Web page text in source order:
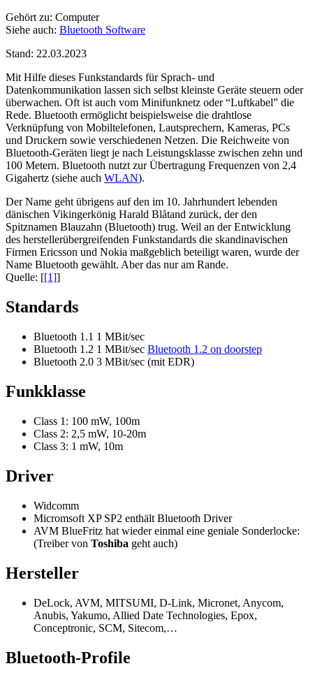
Gehört zu: Computer
Siehe auch: Bluetooth Software
Stand: 22.03.2023
Mit Hilfe dieses Funkstandards für Sprach- und
Datenkommunikation lassen sich selbst kleinste Geräte steuern oder
überwachen. Oft ist auch vom Minifunknetz oder “Luftkabel” die
Rede. Bluetooth ermöglicht beispielsweise die drahtlose
Verknüpfung von Mobiltelefonen, Lautsprechern, Kameras, PCs
und Druckern sowie verschiedenen Netzen. Die Reichweite von
Bluetooth-Geräten liegt je nach Leistungsklasse zwischen zehn und
100 Metern. Bluetooth nutzt zur Übertragung Frequenzen von 2,4
Gigahertz (siehe auch WLAN).
Der Name geht übrigens auf den im 10. Jahrhundert lebenden
dänischen Vikingerkönig Harald Blåtand zurück, der den
Spitznamen Blauzahn (Bluetooth) trug. Weil an der Entwicklung
des herstellerübergreifenden Funkstandards die skandinavischen
Firmen Ericsson und Nokia maßgeblich beteiligt waren, wurde der
Name Bluetooth gewählt. Aber das nur am Rande.
Quelle: [[1]]
Standards
Bluetooth 1.1 1 MBit/sec
Bluetooth 1.2 1 MBit/sec Bluetooth 1.2 on doorstep
Bluetooth 2.0 3 MBit/sec (mit EDR)
Funkklasse
Class 1: 100 mW, 100m
Class 2: 2,5 mW, 10-20m
Class 3: 1 mW, 10m
Driver
Widcomm
Micromsoft XP SP2 enthält Bluetooth Driver
AVM BlueFritz hat wieder einmal eine geniale Sonderlocke:
(Treiber von Toshiba geht auch)
Hersteller
DeLock, AVM, MITSUMI, D-Link, Micronet, Anycom,
Anubis, Yakumo, Allied Date Technologies, Epox,
Conceptronic, SCM, Sitecom,…
Bluetooth-Profile